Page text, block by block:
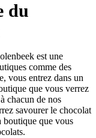
du
est une
comme des
vous entrez dans un
que vous verrez
chacun de nos
savourer le chocolat
boutique que vous